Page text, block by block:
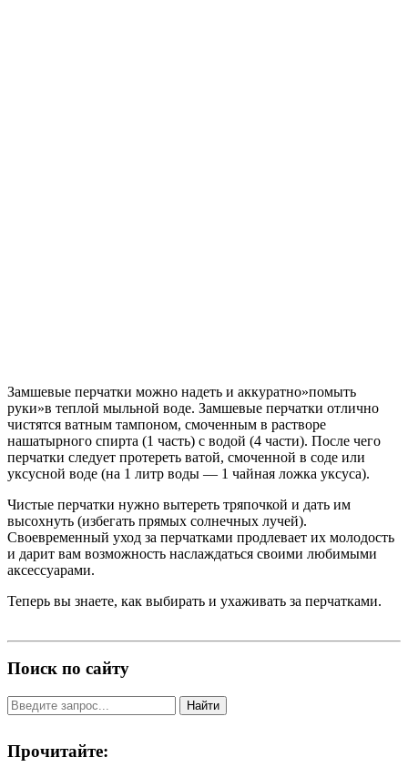
Замшевые перчатки можно надеть и аккуратно»помыть
руки»в теплой мыльной воде. Замшевые перчатки отлично
чистятся ватным тампоном, смоченным в растворе
нашатырного спирта (1 часть) с водой (4 части). После чего
перчатки следует протереть ватой, смоченной в соде или
уксусной воде (на 1 литр воды — 1 чайная ложка уксуса).
Чистые перчатки нужно вытереть тряпочкой и дать им
высохнуть (избегать прямых солнечных лучей).
Своевременный уход за перчатками продлевает их молодость
и дарит вам возможность наслаждаться своими любимыми
аксессуарами.
Теперь вы знаете, как выбирать и ухаживать за перчатками.
Поиск по сайту
Найти
Прочитайте: